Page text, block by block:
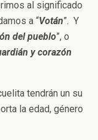
al significado
a “Votán”. Y
del pueblo”, o
y corazón
tendrán un su
la edad, género